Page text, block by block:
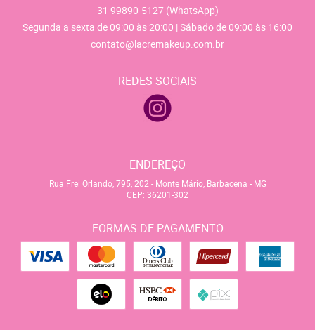
31 99890-5127 (WhatsApp)
Segunda a sexta de 09:00 às 20:00 | Sábado de 09:00 às 16:00
contato@lacremakeup.com.br
REDES SOCIAIS
ENDEREÇO
Rua Frei Orlando, 795, 202 - Monte Mário, Barbacena - MG
CEP: 36201-302
FORMAS DE PAGAMENTO